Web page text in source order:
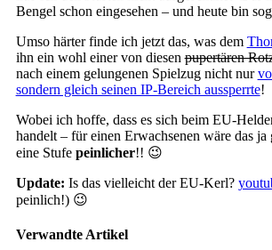
Bengel schon eingesehen – und heute bin
Umso härter finde ich jetzt das, was dem
ihn ein wohl einer von diesenpupertären
nach einem gelungenen Spielzug nicht nur
sondern gleich seinen IP-Bereich aussperrte!
Wobei ich hoffe, dass es sich beim EU-
handelt – für einen Erwachsenen wäre das ja
eine Stufe peinlicher!! 😉
Update: Is das vielleicht der EU-Kerl?
peinlich!) 😉
Verwandte Artikel